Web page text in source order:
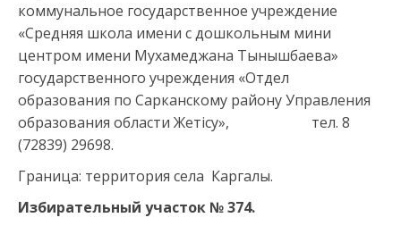
коммунальное государственное учреждение
«Средняя школа имени с дошкольным мини
центром имени Мухамеджана Тынышбаева»
государственного учреждения «Отдел
образования по Сарканскому району Управления
образования области Жетісу», тел. 8
(72839) 29698.
Граница: территория села Каргалы.
Избирательный участок №374.